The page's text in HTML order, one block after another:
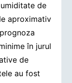
de
aproximativ
în jurul
de
au fost